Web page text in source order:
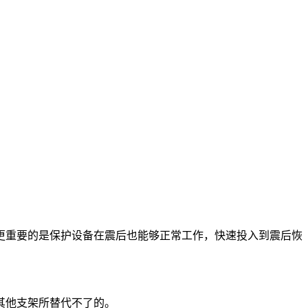
要的是保护设备在震后也能够正常工作，快速投入到震后恢
支架所替代不了的。